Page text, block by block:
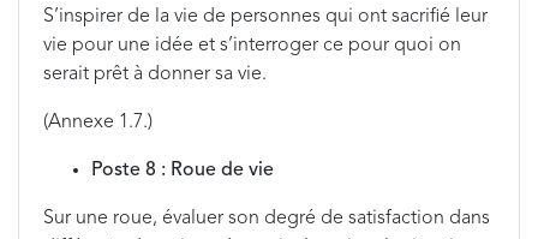
S’inspirer de la vie de personnes qui ont sacrifié leur
vie pour une idée et s’interroger ce pour quoi on
serait prêt à donner sa vie.
(Annexe 1.7.)
Poste 8 : Roue de vie
Sur une roue, évaluer son degré de satisfaction dans